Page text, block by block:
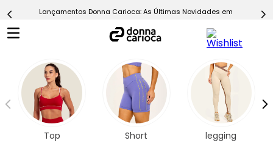
Lançamentos Donna Carioca: As Últimas Novidades em Moda
Top Short legging
Short
8º
Challenge Azul
9
Ultimate Rosa
Macaquinho